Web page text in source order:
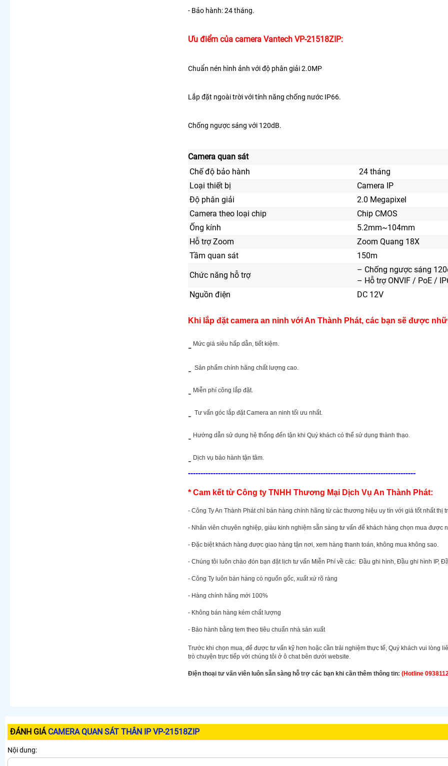
- Bảo hành: 24 tháng.
Ưu điểm của camera Vantech VP-21518ZIP:
Chuẩn nén hình ảnh với độ phân giải 2.0MP
Lắp đặt ngoài trời với tính năng chống nước IP66.
Chống ngược sáng với 120dB.
Camera quan sát
Chế độ bảo hành
24 tháng
Loại thiết bị
Camera IP
Độ phân giải
2.0 Megapixel
Camera theo loại chip
Chip CMOS
Ống kính
5.2mm~104mm
Hỗ trợ Zoom
Zoom Quang 18X
Tầm quan sát
150m
Chức năng hỗ trợ
– Chống ngược sáng
– Hỗ trợ ONVIF / PoE /
Nguồn điện
DC 12V
Khi lắp đặt camera an ninh với An Thành Phát, các bạn sẽ được
- Mức giá siêu hấp dẫn, tiết kiệm.
- Sản phẩm chính hãng chất lượng cao.
- Miễn phí công lắp đặt.
- Tư vấn góc lắp đặt Camera an ninh tối ưu nhất.
- Hướng dẫn sử dụng hệ thống đến tận khi Quý khách có thể sử dụng thành thạo.
- Dịch vụ bảo hành tận tâm.
-------------------------------------------------------------------------------------------
* Cam kết từ Công ty TNHH Thương Mại Dịch Vụ An Thành Phát:
- Công Ty An Thành Phát chỉ bán hàng chính hãng từ các thương hiệu uy tín với giá tốt nhất thị
- Nhân viên chuyên nghiệp, giàu kinh nghiệm sẵn sàng tư vấn để khách hàng chọn mua được
- Đặc biệt khách hàng được giao hàng tận nơi, xem hàng thanh toán, không mua không sao.
- Chúng tôi luôn chào đón bạn đặt lịch tư vấn Miễn Phí về các: Đầu ghi hình, Đầu ghi hình IP,
- Công Ty luôn bán hàng có nguốn gốc, xuất xứ rõ ràng
- Hàng chính hãng mới 100%
- Không bán hàng kém chất lượng
- Bảo hành bằng tem theo tiêu chuẩn nhà sản xuất
Trước khi chọn mua, để được tư vấn kỹ hơn hoặc cần trải nghiệm thực tế, Quý khách vui lòng
trò chuyện trực tiếp với chúng tôi ở ô chat bên dưới website.
Điện thoại tư vấn viên luôn sẵn sàng hỗ trợ các bạn khi cần thêm thông tin: (Hotline
ĐÁNH GIÁ CAMERA QUAN SÁT THÂN IP VP-21518ZIP
Nội dung: